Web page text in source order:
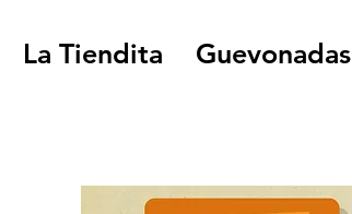
La Tiendita Guevonadas